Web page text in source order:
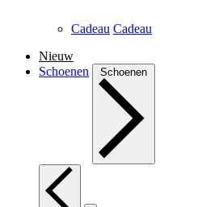
Cadeau Cadeau
Nieuw
Schoenen
Schoenen